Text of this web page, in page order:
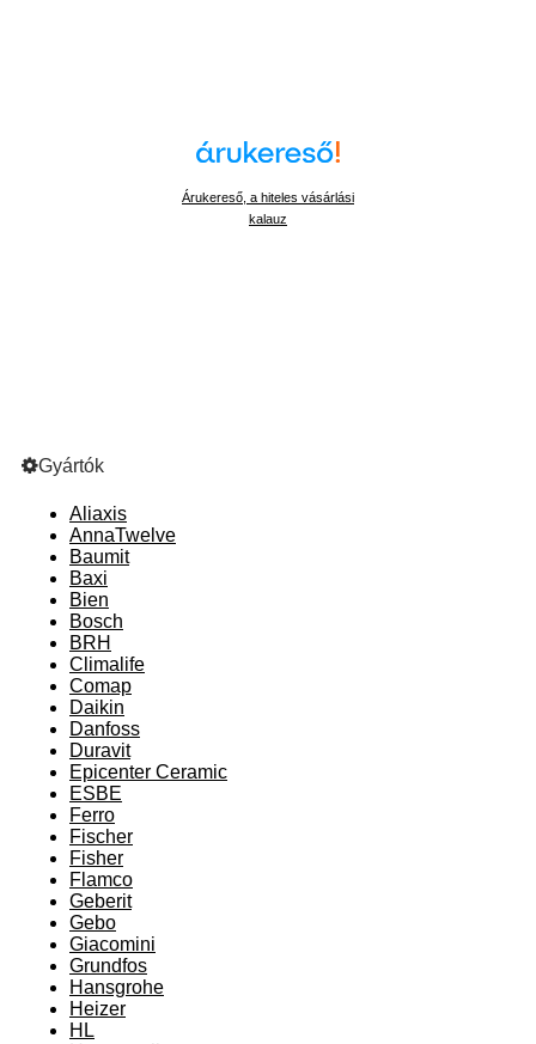
Árukereső, a hiteles vásárlási
kalauz
Gyártók
Aliaxis
AnnaTwelve
Baumit
Baxi
Bien
Bosch
BRH
Climalife
Comap
Daikin
Danfoss
Duravit
Epicenter Ceramic
ESBE
Ferro
Fischer
Fisher
Flamco
Geberit
Gebo
Giacomini
Grundfos
Hansgrohe
Heizer
HL